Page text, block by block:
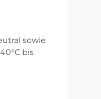
sowie
bis